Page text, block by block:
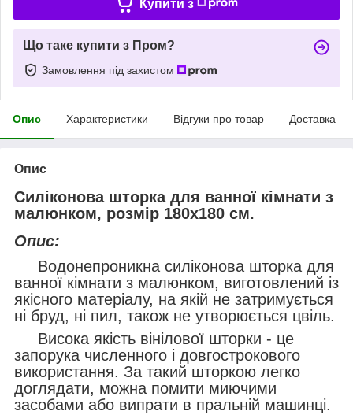
Купити з
Що таке купити з Пром?
Замовлення під захистом
Опис Характеристики Відгуки про товар Доставка
Опис
Силіконова шторка для ванної кімнати з
малюнком, розмір 180х180 см.
Опис:
Водонепроникна силіконова шторка для
ванної кімнати з малюнком, виготовлений із
якісного матеріалу, на якій не затримується
ні бруд, ні пил, також не утворюється цвіль.
Висока якість вінілової шторки - це
запорука численного і довгострокового
використання. За такий шторкою легко
доглядати, можна помити миючими
засобами або випрати в пральній машинці.